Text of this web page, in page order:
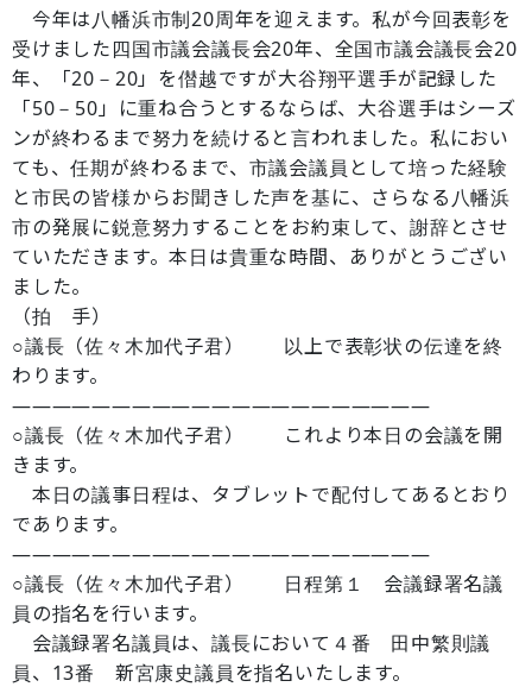
今年は八幡浜市制20周年を迎えます。私が今回表彰を
受けました四国市議会議長会20年、全国市議会議長会20
年、「20－20」を僣越ですが大谷翔平選手が記録した
「50－50」に重ね合うとするならば、大谷選手はシーズ
ンが終わるまで努力を続けると言われました。私におい
ても、任期が終わるまで、市議会議員として培った経験
と市民の皆様からお聞きした声を基に、さらなる八幡浜
市の発展に鋭意努力することをお約束して、謝辞とさせ
ていただきます。本日は貴重な時間、ありがとうござい
ました。
（拍 手）
○議長（佐々木加代子君） 以上で表彰状の伝達を終
わります。
―――――――――――――――――――――
○議長（佐々木加代子君） これより本日の会議を開
きます。
本日の議事日程は、タブレットで配付してあるとおり
であります。
―――――――――――――――――――――
○議長（佐々木加代子君） 日程第１ 会議録署名議
員の指名を行います。
会議録署名議員は、議長において４番 田中繁則議
員、13番 新宮康史議員を指名いたします。